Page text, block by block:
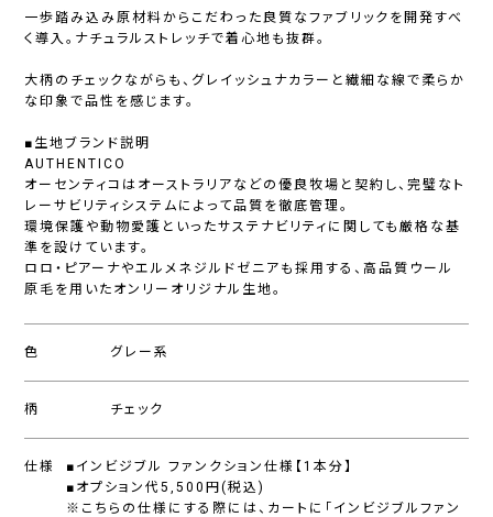
一歩踏み込み原材料からこだわった良質なファブリックを開発すべ
く導入。ナチュラルストレッチで着心地も抜群。
大柄のチェックながらも、グレイッシュナカラーと繊細な線で柔らか
な印象で品性を感じます。
■生地ブランド説明
AUTHENTICO
オーセンティコはオーストラリアなどの優良牧場と契約し、完璧なト
レーサビリティシステムによって品質を徹底管理。
環境保護や動物愛護といったサステナビリティに関しても厳格な基
準を設けています。
ロロ・ピアーナやエルメネジルドゼニアも採用する、高品質ウール
原毛を用いたオンリーオリジナル生地。
色 グレー系
柄 チェック
仕様
■インビジブル ファンクション仕様【1本分】
■オプション代5,500円(税込)
※こちらの仕様にする際には、カートに「インビジブルファン